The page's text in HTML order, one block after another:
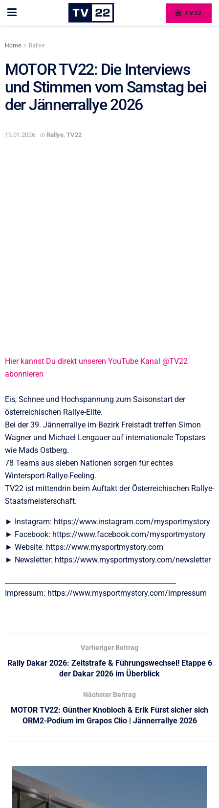
TV22
Home Rallye
MOTOR TV22: Die Interviews
und Stimmen vom Samstag bei
der Jännerrallye 2026
13.01.2026 in Rallye TV22
Hier kannst Du direkt unseren YouTube Kanal @TV22
abonnieren
Eis, Schnee und Hochspannung zum Saisonstart der
österreichischen Rallye-Elite.
Bei der 39. Jännerrallye im Bezirk Freistadt treffen Simon
Wagner und Michael Lengauer auf internationale Topstars
wie Mads Ostberg.
78 Teams aus sieben Nationen sorgen für echtes
Wintersport-Rallye-Feeling.
TV22 ist mittendrin beim Auftakt der Österreichischen Rallye-
Staatsmeisterschaft.
► Instagram: https://www.instagram.com/mysportmystory
► Facebook: https://www.facebook.com/mysportmystory
► Website: https://www.mysportmystory.com
► Newsletter: https://www.mysportmystory.com/newsletter
Impressum: https://www.mysportmystory.com/impressum
Vorheriger Beitrag
Rally Dakar 2026: Zeitstrafe & Führungswechsel! Etappe 6
der Dakar 2026 im Überblick
Nächster Beitrag
MOTOR TV22: Günther Knobloch & Erik Fürst sicher sich
ORM2-Podium im Grapos Clio | Jännerrallye 2026